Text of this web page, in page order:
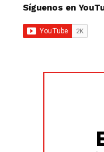
Síguenos en